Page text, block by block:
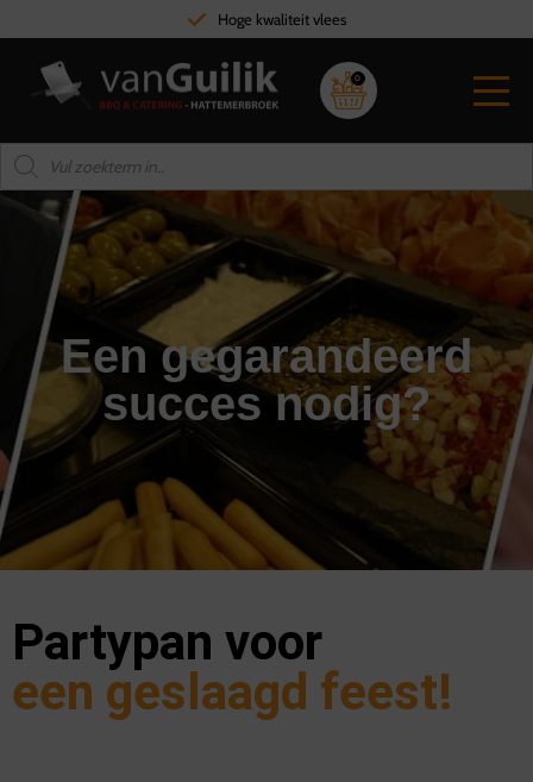
Hoge kwaliteit vlees
0
Een gegarandeerd
succes nodig?
Partypan voor
een geslaagd feest!